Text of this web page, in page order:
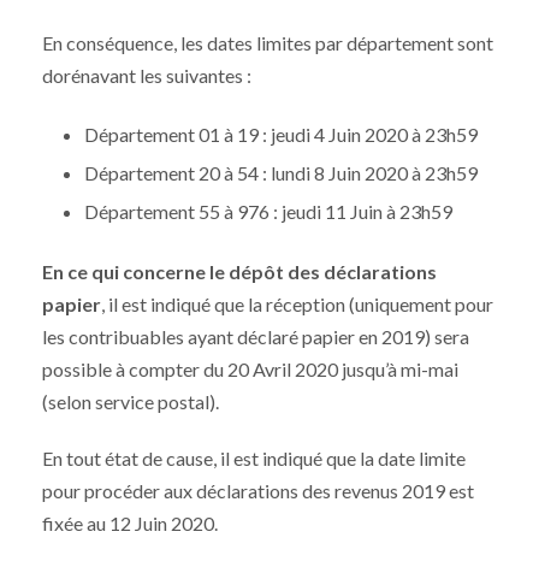
En conséquence, les dates limites par département sont
dorénavant les suivantes :
Département 01 à 19 : jeudi 4 Juin 2020 à 23h59
Département 20 à 54 : lundi 8 Juin 2020 à 23h59
Département 55 à 976 : jeudi 11 Juin à 23h59
En ce qui concerne le dépôt des déclarations
papier, il est indiqué que la réception (uniquement pour
les contribuables ayant déclaré papier en 2019) sera
possible à compter du 20 Avril 2020 jusqu’à mi-mai
(selon service postal).
En tout état de cause, il est indiqué que la date limite
pour procéder aux déclarations des revenus 2019 est
fixée au 12 Juin 2020.